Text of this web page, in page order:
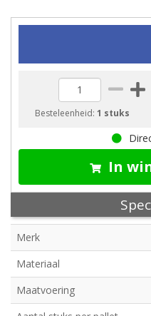
Besteleenheid:1 stuks
In
Merk
Materiaal
Maatvoering